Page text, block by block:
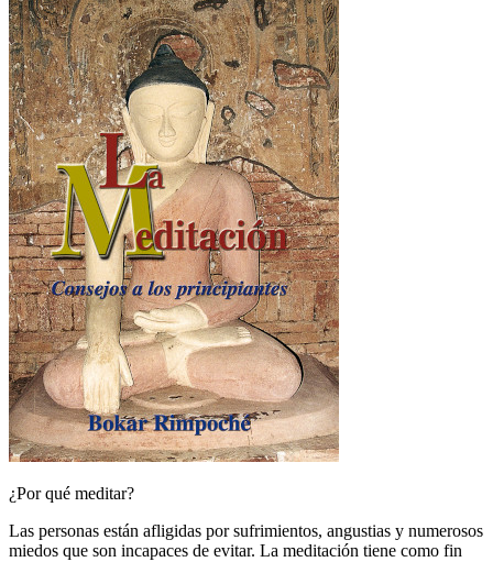
¿Por qué meditar?
Las personas están afligidas por sufrimientos, angustias y numerosos
miedos que son incapaces de evitar. La meditación tiene como fin